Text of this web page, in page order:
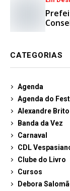
CATEGORIAS
Agenda
Agenda do
Alexandre Brito
Banda da Vez
Carnaval
CDL
Clube do Livro
Cursos
Debora